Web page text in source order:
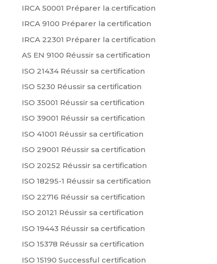
IRCA 50001 Préparer la certification
IRCA 9100 Préparer la certification
IRCA 22301 Préparer la certification
AS EN 9100 Réussir sa certification
ISO 21434 Réussir sa certification
ISO 5230 Réussir sa certification
ISO 35001 Réussir sa certification
ISO 39001 Réussir sa certification
ISO 41001 Réussir sa certification
ISO 29001 Réussir sa certification
ISO 20252 Réussir sa certification
ISO 18295-1 Réussir sa certification
ISO 22716 Réussir sa certification
ISO 20121 Réussir sa certification
ISO 19443 Réussir sa certification
ISO 15378 Réussir sa certification
ISO 15190 Successful certification